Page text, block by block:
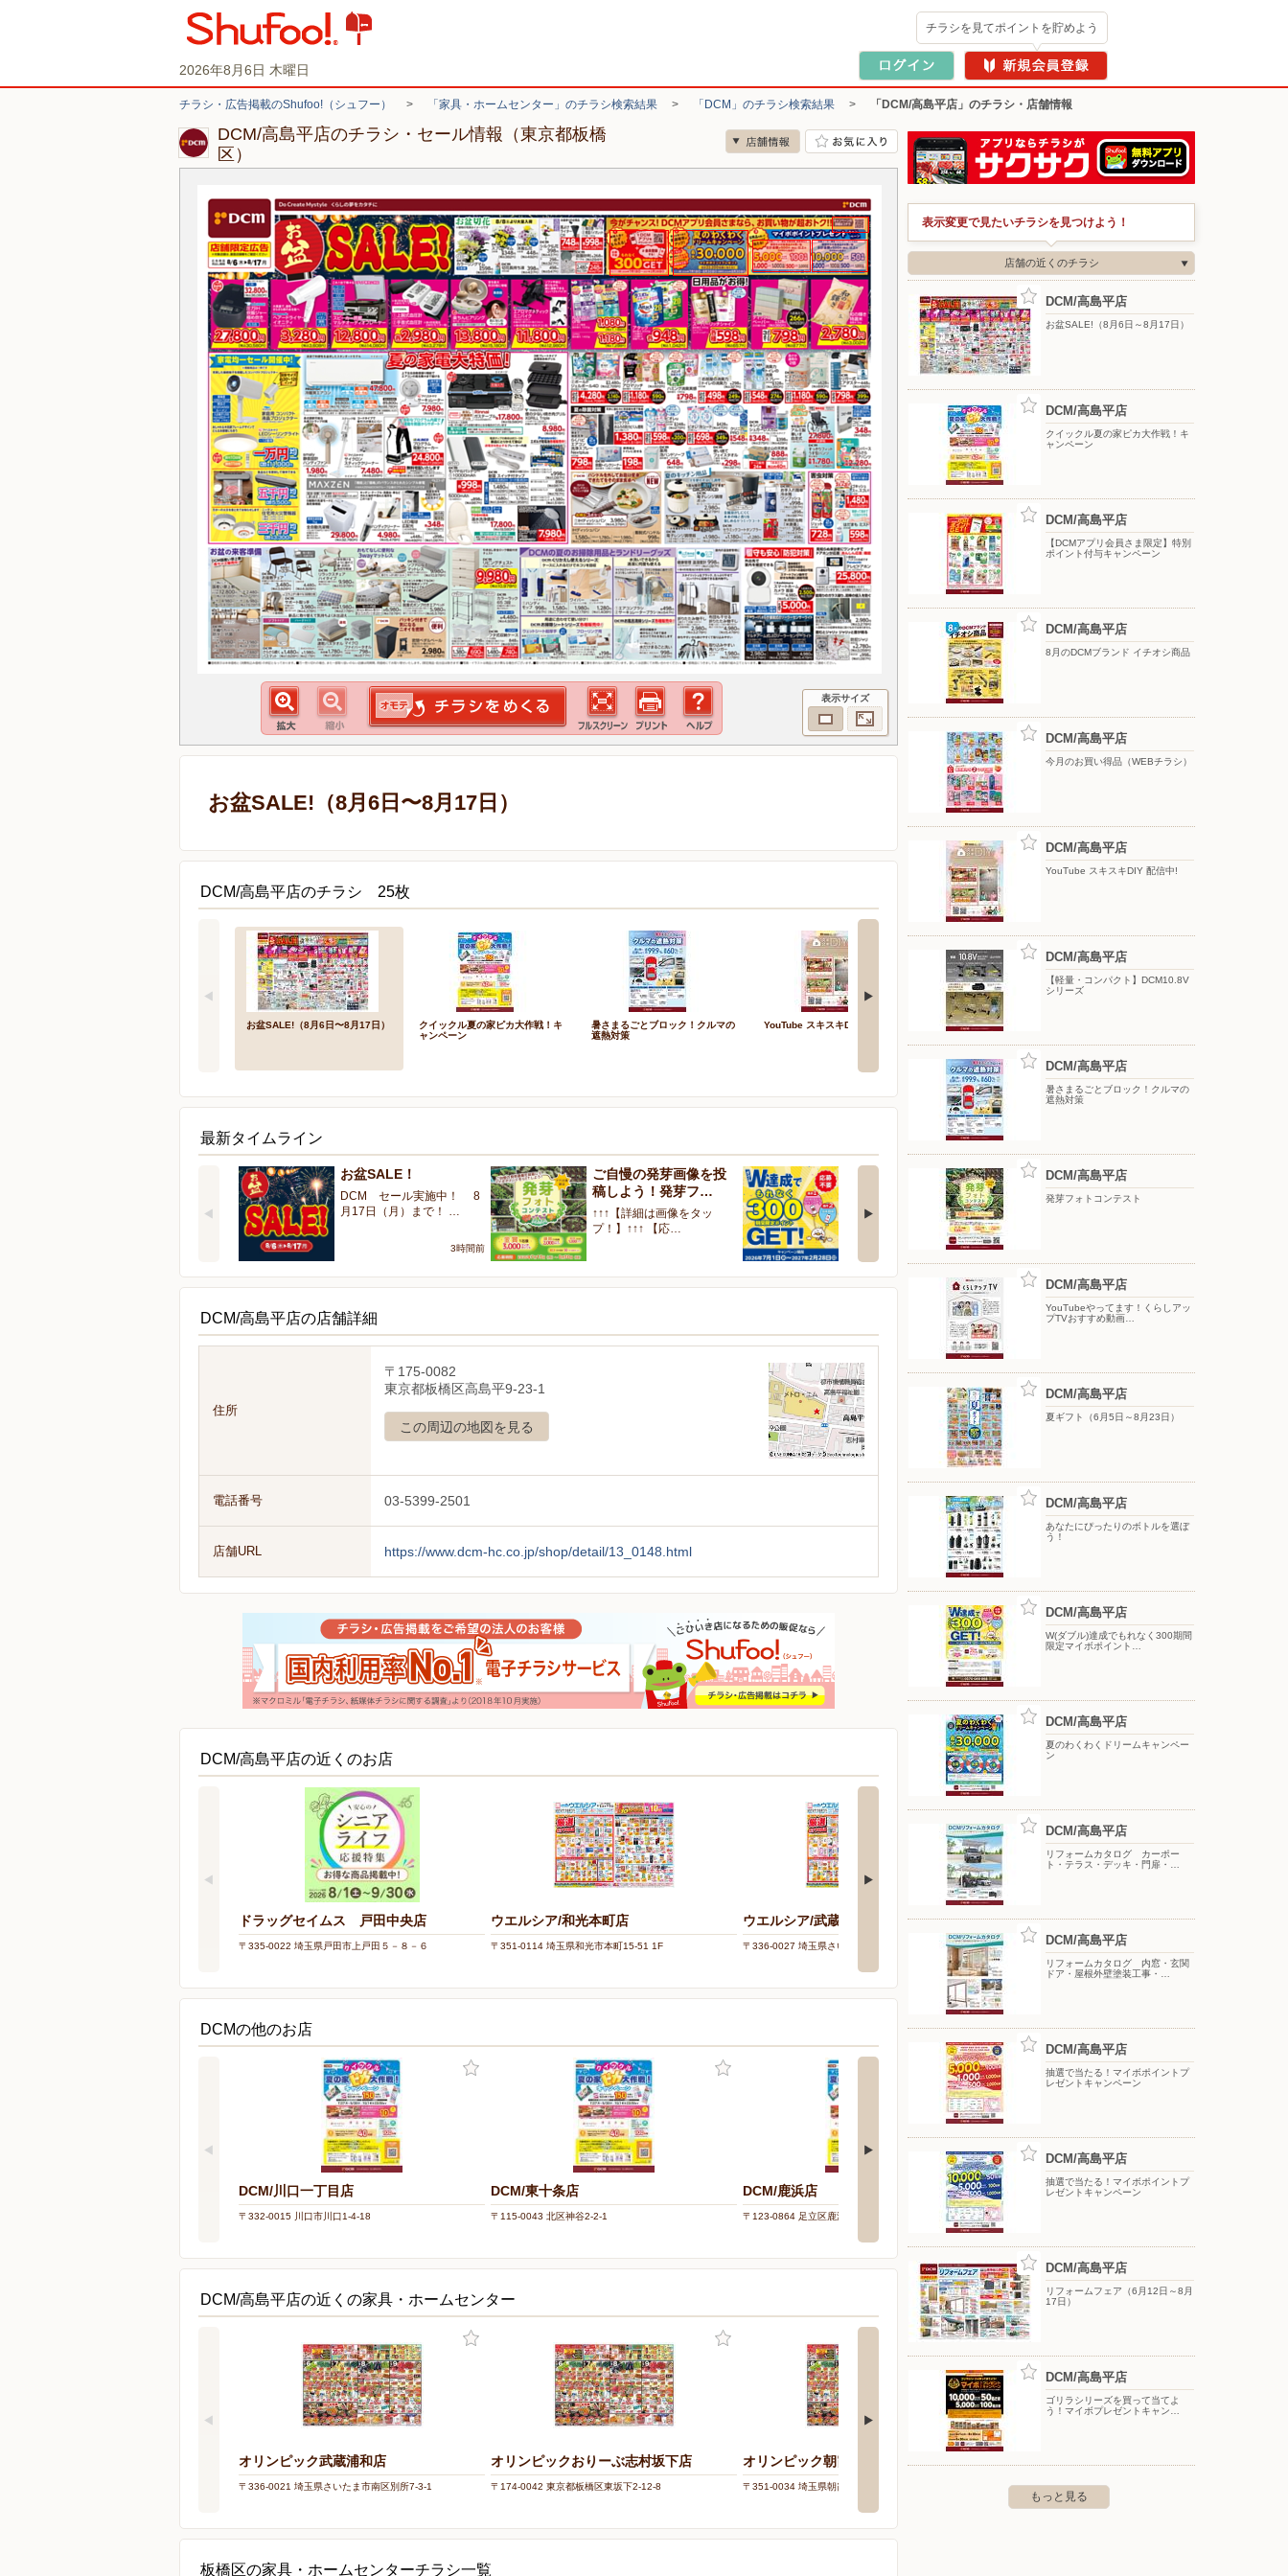
2026年8月6日 木曜日
チラシを見てポイントを貯めよう
チラシ・広告掲載のShufoo!（シュフー） > 「家具・ホームセンター」のチラシ検索結果 > 「DCM」のチラシ検索結果 > 「DCM/高島平店」のチラシ・店舗情報
DCM/高島平店のチラシ・セール情報（東京都板橋
区）
表示サイズ
お盆SALE!（8月6日〜8月17日）
DCM/高島平店のチラシ 25枚
お盆SALE!（8月6日〜8月17日）
クイックル夏の家ピカ大作戦！キ
ャンペーン
暑さまるごとブロック！クルマの
遮熱対策
YouTube スキスキDIY 配信中!
【DCMアプリ会員さま限定】特別
最新タイムライン
お盆SALE！
DCM セール実施中！ 8
月17日（月）まで！ …
3時間前
ご自慢の発芽画像を投
稿しよう！発芽フ…
↑↑↑【詳細は画像をタッ
プ！】↑↑↑ 【応…
W(ダブル)達成でもれな
く300期間限定マ…
【キャンペーン対象】 ・キ
ャンペーン期間中に…
お買い物がビックチャ
ンスに！夏のわく…
DCM/高島平店の店舗詳細
住所
〒175-0082
東京都板橋区高島平9-23-1
この周辺の地図を見る
電話番号 03-5399-2501
店舗URL https://www.dcm-hc.co.jp/shop/detail/13_0148.html
DCM/高島平店の近くのお店
ドラッグセイムス 戸田中央店
〒335-0022 埼玉県戸田市上戸田５－８－６
ウエルシア/和光本町店
〒351-0114 埼玉県和光市本町15-51 1F
ウエルシア/武蔵浦和店
〒336-0027 埼玉県さいたま市南区沼影1-13-1
オリンピック戸田店
〒335-0021 埼玉県戸田市新曽350-2
DCMの他のお店
DCM/川口一丁目店
〒332-0015 川口市川口1-4-18
DCM/東十条店
〒115-0043 北区神谷2-2-1
DCM/鹿浜店
〒123-0864 足立区鹿浜6-24-7
DCM/東川口店
〒333-0802 川口市戸塚東3-1-1
DCM/高島平店の近くの家具・ホームセンター
オリンピック武蔵浦和店
〒336-0021 埼玉県さいたま市南区別所7-3-1
オリンピックおりーぶ志村坂下店
〒174-0042 東京都板橋区東坂下2-12-8
オリンピック朝霞台店
〒351-0034 埼玉県朝霞市西原1-1-20 〒335-0021 埼玉県戸田市新曽350-2
板橋区の家具・ホームセンターチラシ一覧
表示変更で見たいチラシを見つけよう！
店舗の近くのチラシ
DCM/高島平店
お盆SALE!（8月6日～8月17日）
DCM/高島平店
クイックル夏の家ピカ大作戦！キ
ャンペーン
DCM/高島平店
【DCMアプリ会員さま限定】特別
ポイント付与キャンペーン
DCM/高島平店
8月のDCMブランド イチオシ商品
DCM/高島平店
今月のお買い得品（WEBチラシ）
DCM/高島平店
YouTube スキスキDIY 配信中!
DCM/高島平店
【軽量・コンパクト】DCM10.8V
シリーズ
DCM/高島平店
暑さまるごとブロック！クルマの
遮熱対策
DCM/高島平店
発芽フォトコンテスト
DCM/高島平店
YouTubeやってます！くらしアッ
プTVおすすめ動画…
DCM/高島平店
夏ギフト（6月5日～8月23日）
DCM/高島平店
あなたにぴったりのボトルを選ぼ
う！
DCM/高島平店
W(ダブル)達成でもれなく300期間
限定マイボポイント…
DCM/高島平店
夏のわくわくドリームキャンペー
ン
DCM/高島平店
リフォームカタログ カーポー
ト・テラス・デッキ・門扉・…
DCM/高島平店
リフォームカタログ 内窓・玄関
ドア・屋根外壁塗装工事・…
DCM/高島平店
抽選で当たる！マイボポイントプ
レゼントキャンペーン
DCM/高島平店
抽選で当たる！マイボポイントプ
レゼントキャンペーン
DCM/高島平店
リフォームフェア（6月12日～8月
17日）
DCM/高島平店
ゴリラシリーズを買って当てよ
う！マイボプレゼントキャン…
もっと見る